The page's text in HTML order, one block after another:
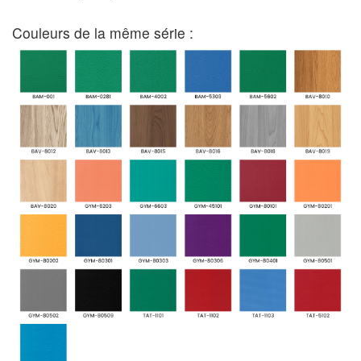
Couleurs de la même série :